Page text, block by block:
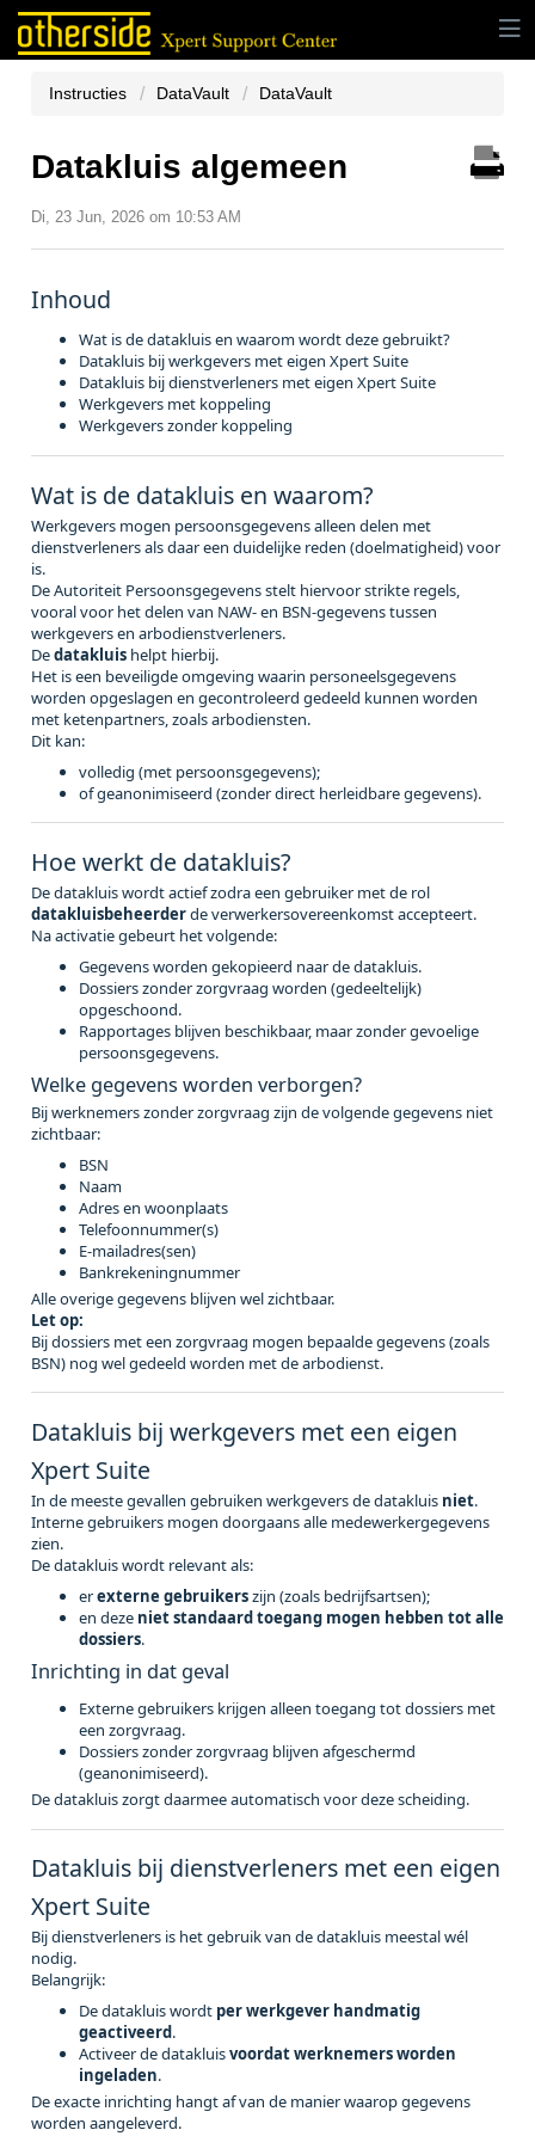
Instructies DataVault DataVault
Datakluis algemeen
Di, 23 Jun, 2026 om 10:53 AM
Inhoud
Wat is de datakluis en waarom wordt deze gebruikt?
Datakluis bij werkgevers met eigen Xpert Suite
Datakluis bij dienstverleners met eigen Xpert Suite
Werkgevers met koppeling
Werkgevers zonder koppeling
Wat is de datakluis en waarom?
Werkgevers mogen persoonsgegevens alleen delen met
dienstverleners als daar een duidelijke reden (doelmatigheid) voor
is.
De Autoriteit Persoonsgegevens stelt hiervoor strikte regels,
vooral voor het delen van NAW- en BSN-gegevens tussen
werkgevers en arbodienstverleners.
Dedatakluis helpt hierbij.
Het is een beveiligde omgeving waarin personeelsgegevens
worden opgeslagen en gecontroleerd gedeeld kunnen worden
met ketenpartners, zoals arbodiensten.
Dit kan:
volledig (met persoonsgegevens);
of geanonimiseerd (zonder direct herleidbare gegevens).
Hoe werkt de datakluis?
De datakluis wordt actief zodra een gebruiker met de rol
datakluisbeheerderde verwerkersovereenkomst accepteert.
Na activatie gebeurt het volgende:
Gegevens worden gekopieerd naar de datakluis.
Dossiers zonder zorgvraag worden (gedeeltelijk)
opgeschoond.
Rapportages blijven beschikbaar, maar zonder gevoelige
persoonsgegevens.
Welke gegevens worden verborgen?
Bij werknemers zonder zorgvraag zijn de volgende gegevens niet
zichtbaar:
BSN
Naam
Adres en woonplaats
Telefoonnummer(s)
E-mailadres(sen)
Bankrekeningnummer
Alle overige gegevens blijven wel zichtbaar.
Let op:
Bij dossiers met een zorgvraag mogen bepaalde gegevens (zoals
BSN) nog wel gedeeld worden met de arbodienst.
Datakluis bij werkgevers met een eigen
Xpert Suite
In de meeste gevallen gebruiken werkgevers de datakluis niet.
Interne gebruikers mogen doorgaans alle medewerkergegevens
zien.
De datakluis wordt relevant als:
erexterne gebruikerszijn (zoals bedrijfsartsen);
en deze niet standaard toegang mogen hebben tot alle
dossiers.
Inrichting in dat geval
Externe gebruikers krijgen alleen toegang tot dossiers met
een zorgvraag.
Dossiers zonder zorgvraag blijven afgeschermd
(geanonimiseerd).
De datakluis zorgt daarmee automatisch voor deze scheiding.
Datakluis bij dienstverleners met een eigen
Xpert Suite
Bij dienstverleners is het gebruik van de datakluis meestal wél
nodig.
Belangrijk:
De datakluis wordt per werkgever handmatig
geactiveerd.
Activeer de datakluisvoordat werknemers worden
ingeladen.
De exacte inrichting hangt af van de manier waarop gegevens
worden aangeleverd.